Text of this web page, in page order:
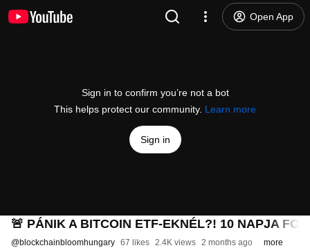
Open App
Sign in to confirm you’re not a bot
This helps protect our community. Learn more
Sign in
🚨 PÁNIK A BITCOIN ETF-EKNÉL?! 10 NAPJA
@blockchainbloomhungary 67 likes 2.4K views 2 months ago more